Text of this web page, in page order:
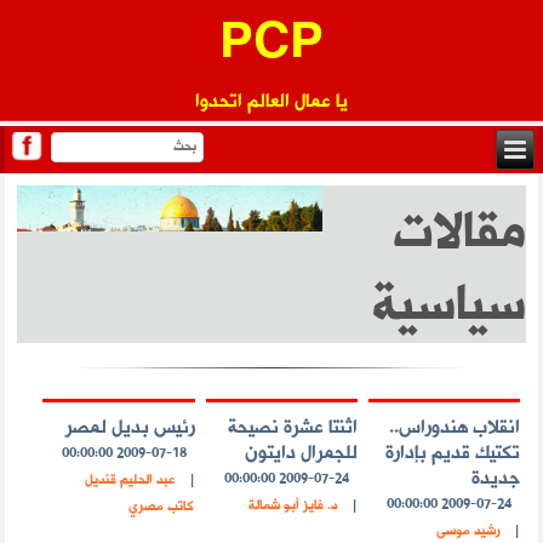
PCP
يا عمال العالم اتحدوا
مقالات
سياسية
انقلاب هندوراس..
تكتيك قديم بإدارة
جديدة
2009-07-24 00:00:00
|
رشيد موسى
اثنتا عشرة نصيحة
للجمرال دايتون
2009-07-24 00:00:00
|
د. فايز أبو شمالة
رئيس بديل لمصر
2009-07-18 00:00:00
|
عبد الحليم قنديل
كاتب مصري